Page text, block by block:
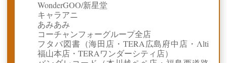
WonderGOO/新星堂
キャラアニ
あみあみ
コーチャンフォーグループ全店
フタバ図書（海田店・TERA広島府中店・Λlti
福山本店・TERAワンダーシティ店）